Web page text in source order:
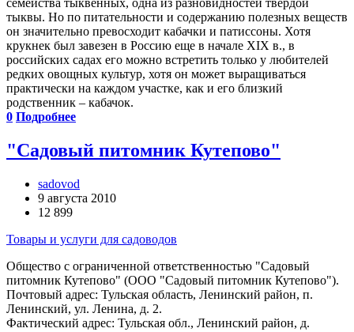
тыквы. Но по питательности и содержанию полезных веществ
он значительно превосходит кабачки и патиссоны. Хотя
крукнек был завезен в Россию еще в начале XIX в., в
российских садах его можно встретить только у любителей
редких овощных культур, хотя он может выращиваться
практически на каждом участке, как и его близкий
родственник – кабачок.
0 Подробнее
"Садовый питомник Кутепово"
sadovod
9 августа 2010
12 899
Товары и услуги для садоводов
Общество с ограниченной ответственностью "Садовый
питомник Кутепово" (ООО "Садовый питомник Кутепово").
Почтовый адрес: Тульская область, Ленинский район, п.
Ленинский, ул. Ленина, д. 2.
Фактический адрес: Тульская обл., Ленинский район, д.